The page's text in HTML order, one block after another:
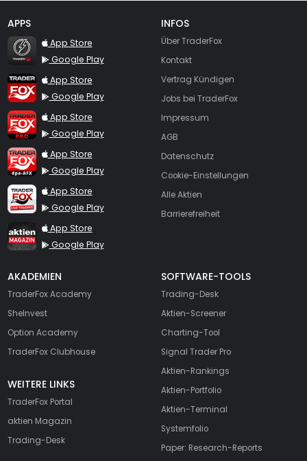
APPS
TraderFox Flash
App Store
Google Play
TraderFox App
App Store
Google Play
TraderFox Pro
App Store
Google Play
TraderFox dpa-AFX ProFeed
App Store
Google Play
TraderFox Live Trading
App Store
Google Play
TraderFox aktien Magazin
App Store
Google Play
INFOS
Über TraderFox
Kontakt
Vertrag Kündigen
Jobs bei TraderFox
Impressum
AGB
Datenschutz
Cookie-Einstellungen
Alle Aktien
Barrierefreiheit
AKADEMIEN
TraderFox Academy
SheInvest
Option Academy
TraderFox Clubhouse
WEITERE LINKS
TraderFox Portal
aktien Magazin
Trading-Desk
SOFTWARE-TOOLS
Trading-Desk
Aktien-Screener
Charting-Tool
Signal Trader Pro
Aktien-Rankings
Aktien-Portfolio
Aktien-Terminal
Systemfolio
Paper: Research-Reports